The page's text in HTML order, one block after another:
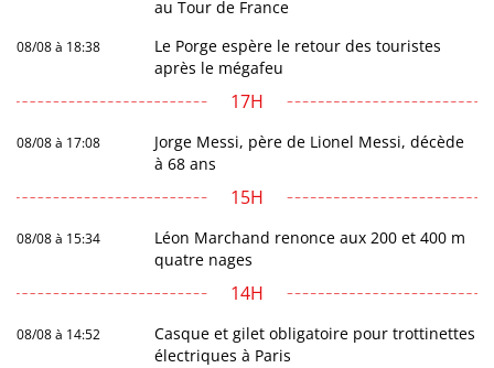
au Tour de France
08/08 à 18:38
Le Porge espère le retour des touristes
après le mégafeu
17H
08/08 à 17:08
Jorge Messi, père de Lionel Messi, décède
à 68 ans
15H
08/08 à 15:34
Léon Marchand renonce aux 200 et 400 m
quatre nages
14H
08/08 à 14:52
Casque et gilet obligatoire pour trottinettes
électriques à Paris